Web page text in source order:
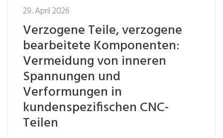
29. April 2026
Verzogene Teile, verzogene
bearbeitete Komponenten:
Vermeidung von inneren
Spannungen und
Verformungen in
kundenspezifischen CNC-
Teilen